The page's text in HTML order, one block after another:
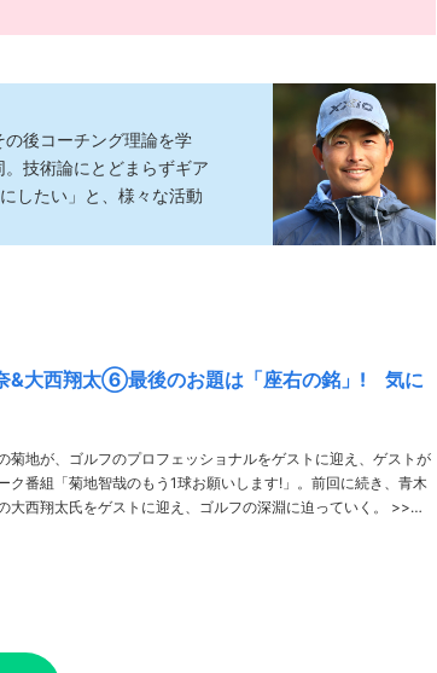
後コーチング理論を学
技術論にとどまらずギア
したい」と、様々な活動
奈&大西翔太⑥最後のお題は「座右の銘」! 気に
菊地が、ゴルフのプロフェッショナルをゲストに迎え、ゲストが
ク番組「菊地智哉のもう1球お願いします!」。前回に続き、青木
西翔太氏をゲストに迎え、ゴルフの深淵に迫っていく。 >>前